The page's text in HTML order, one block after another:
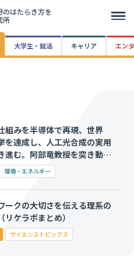
のはたらき方を
所
大学生・就活 キャリア エン
組みを半導体で再現、世界
を達成し、人工光合成の実用
進む。阿部竜教授を突き動か
を救いたい」想い
環境・エネルギー
ークの大切さを伝える理系の
リケラボまとめ）
サイエンストピックス